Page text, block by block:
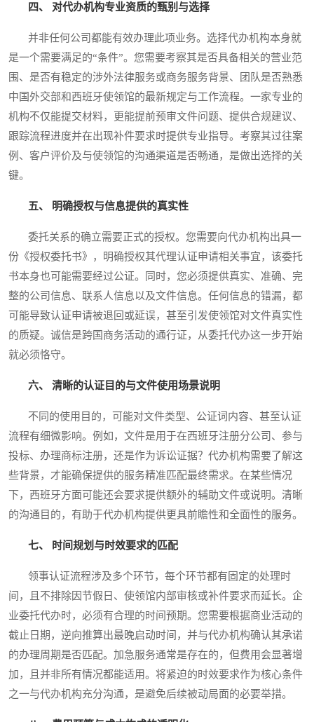
四、 对代办机构专业资质的甄别与选择
并非任何公司都能有效办理此项业务。选择代办机构本身就
是一个需要满足的“条件”。您需要考察其是否具备相关的营业范
围、是否有稳定的涉外法律服务或商务服务背景、团队是否熟悉
中国外交部和西班牙使领馆的最新规定与工作流程。一家专业的
机构不仅能提交材料，更能提前预审文件问题、提供合规建议、
跟踪流程进度并在出现补件要求时提供专业指导。考察其过往案
例、客户评价及与使领馆的沟通渠道是否畅通，是做出选择的关
键。
五、 明确授权与信息提供的真实性
委托关系的确立需要正式的授权。您需要向代办机构出具一
份《授权委托书》，明确授权其代理认证申请相关事宜，该委托
书本身也可能需要经过公证。同时，您必须提供真实、准确、完
整的公司信息、联系人信息以及文件信息。任何信息的错漏，都
可能导致认证申请被退回或延误，甚至引发使领馆对文件真实性
的质疑。诚信是跨国商务活动的通行证，从委托代办这一步开始
就必须恪守。
六、 清晰的认证目的与文件使用场景说明
不同的使用目的，可能对文件类型、公证词内容、甚至认证
流程有细微影响。例如，文件是用于在西班牙注册分公司、参与
投标、办理商标注册，还是作为诉讼证据？代办机构需要了解这
些背景，才能确保提供的服务精准匹配最终需求。在某些情况
下，西班牙方面可能还会要求提供额外的辅助文件或说明。清晰
的沟通目的，有助于代办机构提供更具前瞻性和全面性的服务。
七、 时间规划与时效要求的匹配
领事认证流程涉及多个环节，每个环节都有固定的处理时
间，且不排除因节假日、使领馆内部审核或补件要求而延长。企
业委托代办时，必须有合理的时间预期。您需要根据商业活动的
截止日期，逆向推算出最晚启动时间，并与代办机构确认其承诺
的办理周期是否匹配。加急服务通常是存在的，但费用会显著增
加，且并非所有情况都能适用。将紧迫的时效要求作为核心条件
之一与代办机构充分沟通，是避免后续被动局面的必要举措。